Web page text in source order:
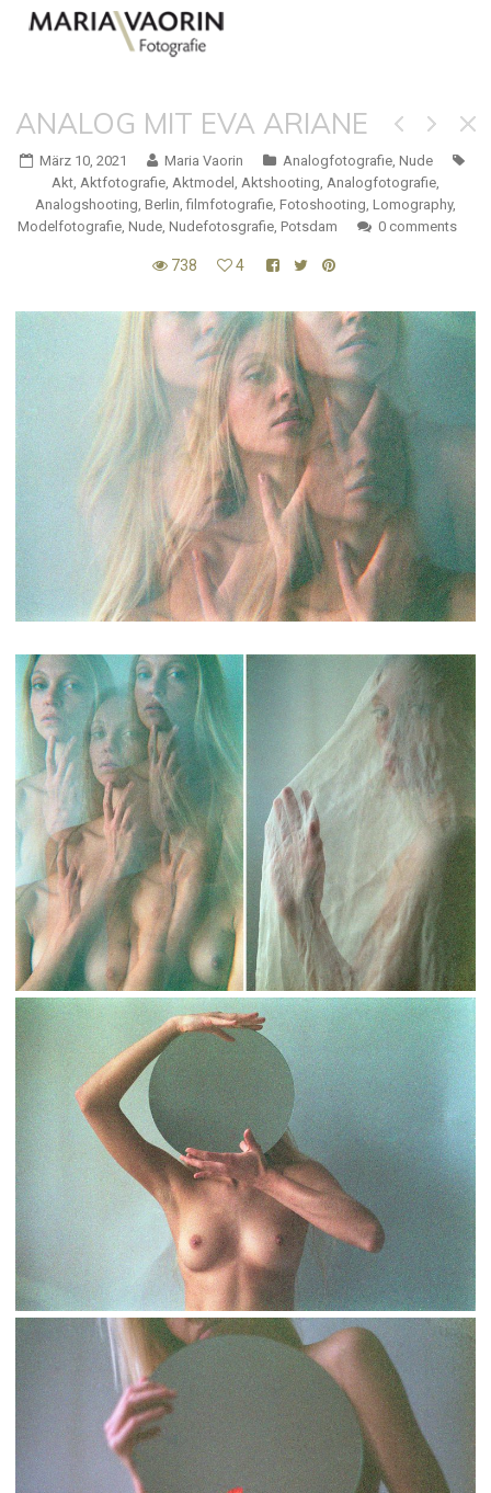
ANALOG MIT EVA ARIANE
März 10, 2021 Maria Vaorin Analogfotografie Nude
Akt Aktfotografie Aktmodel Aktshooting Analogfotografie
Analogshooting Berlin ,filmfotografie Fotoshooting Lomography,
Modelfotografie Nude Nudefotosgrafie Potsdam 0 comments
738 4